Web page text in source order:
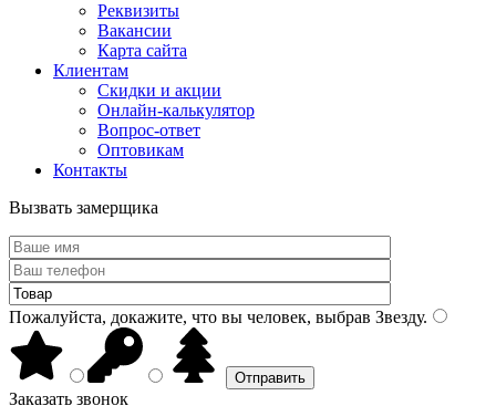
Реквизиты
Вакансии
Карта сайта
Клиентам
Скидки и акции
Онлайн-калькулятор
Вопрос-ответ
Оптовикам
Контакты
Вызвать замерщика
Пожалуйста, докажите, что вы человек, выбрав Звезду.
Заказать звонок